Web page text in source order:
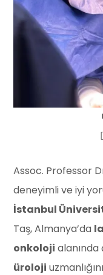
Assoc. Professor
deneyimli ve iyi
İstanbul
Taş, Almanya’da
onkoloji alanında
üroloji